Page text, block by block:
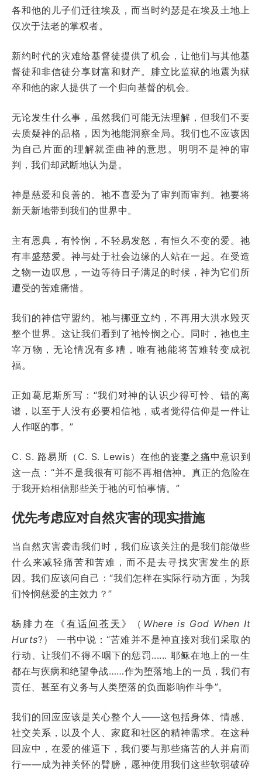
各和他的儿子们迁往埃及，而当时约瑟是在埃及土地上
仅次于法老的掌权者。
新约时代的灾难给基督徒提供了机会，让他们与其他基
督徒和非信徒分享财富和财产。腓立比监狱的地震为狱
卒和他的家人提供了一个归向基督的机会。
无论发生什么事，虽然我们可能无法理解，但我们不要
去质疑神的品格，因为祂能洞察全局。我们也不应该因
为自己片面的理解就歪曲神的意思。明明不是神的审
判，我们却武断地认为是。
神是慈爱和良善的。祂不喜爱为了审判而审判。祂要将
新天新地带到我们的世界中。
主有恩典，有怜悯，不轻易发怒，有恒久不变的爱。祂
有丰盛慈爱。神与处于社会边缘的人站在一起。在受造
之物一边叹息，一边等待日子满足的时候，神为它们所
遭受的苦难痛惜。
我们的神信守盟约。祂与挪亚立约，不再用大洪水毁灭
整个世界。这让我们看到了祂怜悯之心。同时，祂也主
宰万物，无论情况有多糟，唯有祂能将苦难转变成祝
福。
正如葛尼斯所写：“我们对神的认识少得可怜、错的离
谱，以至于人没有必要相信祂，或者觉得信仰是一件让
人作呕的事。”
C. S. 路易斯（C. S. Lewis）在他的丧妻之痛中意识到
这一点：“并不是我很有可能不再相信神。真正的危险在
于我开始相信那些关于祂的可怕事情。”
优先考虑应对自然灾害的现实措施
当自然灾害袭击我们时，我们应该关注的是我们能做些
什么来减轻痛苦和苦难，而不是去寻找灾害发生的原
因。我们应该问自己：“我们怎样在实际行动方面，为我
们怜悯慈爱的主效力？”
杨腓力在《 有话问苍天 》（ Where is God When It
Hurts?） 一书中说：“苦难并不是神直接对我们采取的
行动、让我们不得不咽下的惩罚...... 耶稣在地上的一生
都在与疾病和绝望争战……作为堕落地上的一员，我们有
责任、甚至有义务与人类堕落的负面影响作斗争”。
我们的回应应该是关心整个人——这包括身体、情感、
社交关系，以及个人、家庭和社区的精神需求。在这种
回应中，在爱的催逼下，我们要与那些痛苦的人并肩而
行——成为神关怀的臂膀，愿神使用我们这些软弱破碎